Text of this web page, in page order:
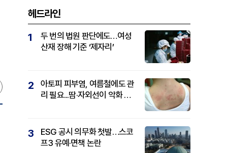
헤드라인
1
두 번의 법원 판단에도…여성
산재 장해 기준 ‘제자리’
2
아토피 피부염, 여름철에도 관
리 필요...땀·자외선이 악화 요
3
ESG 공시 의무화 첫발…스코
프3 유예·면책 논란